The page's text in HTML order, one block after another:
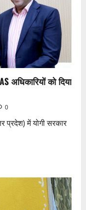
अधिकारियों को दिया
0
प्रदेश) में योगी सरकार